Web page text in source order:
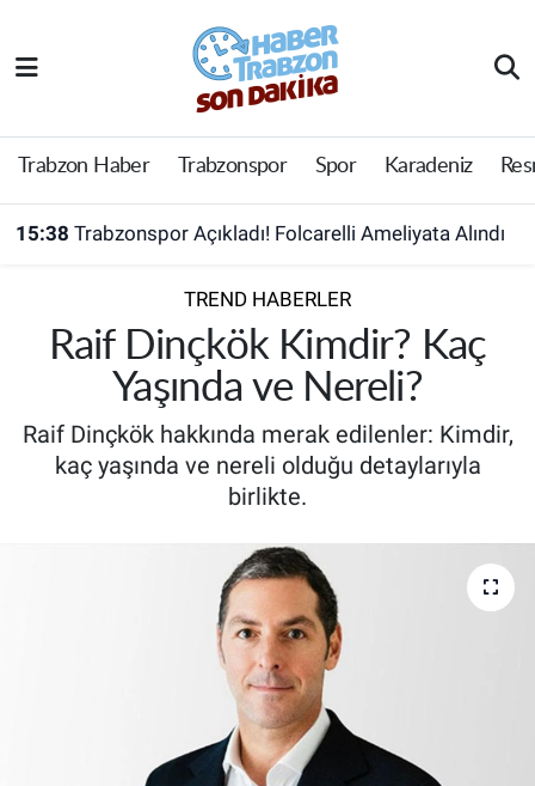
Trabzon Haber Trabzonspor Spor Karadeniz
15:38 Trabzonspor Açıkladı! Folcarelli Ameliyata Alındı
TREND HABERLER
Raif Dinçkök Kimdir? Kaç
Yaşında ve Nereli?
Raif Dinçkök hakkında merak edilenler: Kimdir,
kaç yaşında ve nereli olduğu detaylarıyla
birlikte.
Trabzon Haber
Trabzonspor
Resmi Reklam
Yazarlar
Perde Arkası
Trabzon Nöbetçi Eczaneler
Trabzon Hava Durumu
Süper Lig Puan Durumu ve Fikstür
Tüm Manşetler
Son Dakika Haberleri